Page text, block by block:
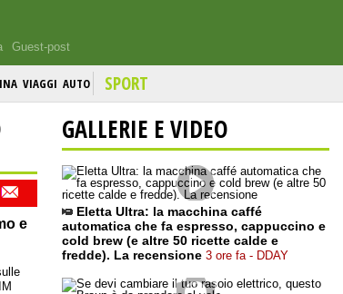
Guest-post
VIAGGI AUTO SPORT
e
GALLERIE E VIDEO
Eletta Ultra: la macchina caffé
automatica che fa espresso, cappuccino e
cold brew (e altre 50 ricette calde e
fredde). La recensione 3 ore fa - DDAY